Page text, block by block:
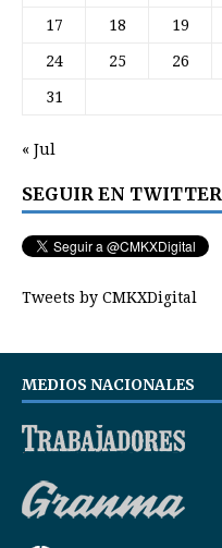
17 18 19
24 25 26
31
« Jul
SEGUIR EN TWITTER
Tweets by CMKXDigital
MEDIOS NACIONALES